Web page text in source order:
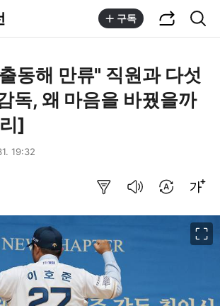
구독
동해 만류" 직원과 다섯
독, 왜 마음을 바꿨을까
]
19:32